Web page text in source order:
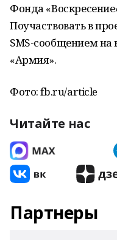
Фонда
Поучаствовать в
SMS-сообщением на
«Армия».
Фото: fb.ru/article
Читайте нас
Партнеры